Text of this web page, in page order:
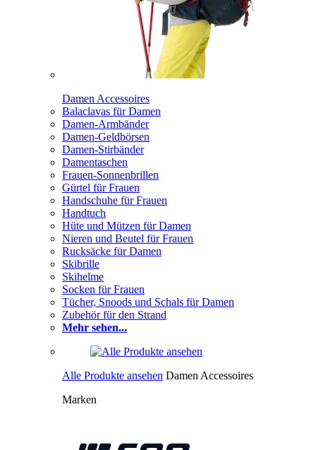
Damen Accessoires
Balaclavas für Damen
Damen-Armbänder
Damen-Geldbörsen
Damen-Stirbänder
Damentaschen
Frauen-Sonnenbrillen
Gürtel für Frauen
Handschuhe für Frauen
Handtuch
Hüte und Mützen für Damen
Nieren und Beutel für Frauen
Rucksäcke für Damen
Skibrille
Skihelme
Socken für Frauen
Tücher, Snoods und Schals für Damen
Zubehör für den Strand
Mehr sehen...
Alle Produkte ansehen Damen Accessoires
Marken